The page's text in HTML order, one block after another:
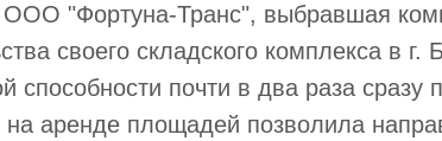
ООО "Фортуна-Транс", выбравшая
своего складского комплекса в
способности почти в два раза сразу
аренде площадей позволила